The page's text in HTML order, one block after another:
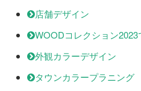
店舗デザイン
WOODコレクション2023
外観カラーデザイン
タウンカラープラニング